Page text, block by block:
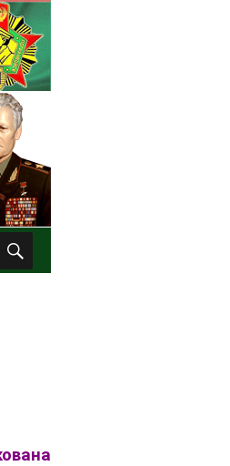
ПОИСК